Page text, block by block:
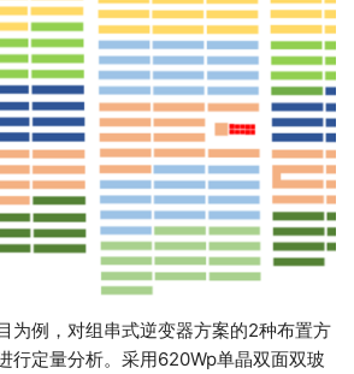
为例，对组串式逆变器方案的2种布置方
行定量分析。采用620Wp单晶双面双玻